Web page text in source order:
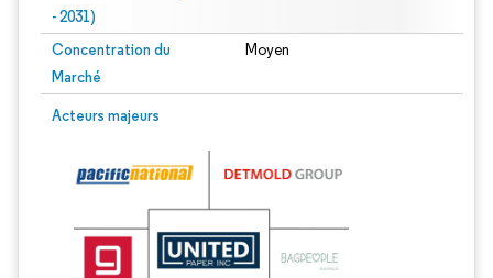
- 2031)
Concentration du
Marché
Moyen
Acteurs majeurs
Image © Mordor Intelligence. La réutilisation nécessite une attribution sous CC